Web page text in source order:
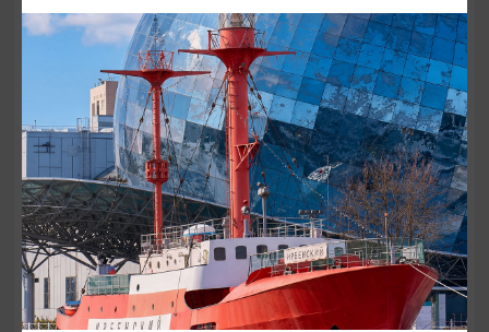
КОНЦЕРТЫ
Мероприятия в Доме-музее Германа
Брахерта в августе
01.08.2026 - 31.08.2026
Светлогорск, Дом-музей Германа Брахерта